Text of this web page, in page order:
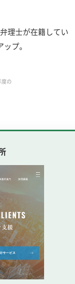
理士が在籍してい
プ。
の